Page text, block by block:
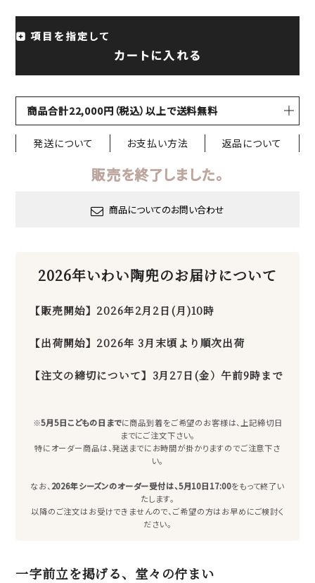
項目を指定して
カートに入れる
商品合計22,000円（税込）以上で送料無料
発送について お支払い方法 返品について
販売を終了しました。
商品についてのお問い合わせ
2026年いわい陶兜のお届けについて
【販売開始】2026年2月2日(月)10時
【出荷開始】2026年 3月末頃より順次出荷
【注文の締切について】3月27日(金）午前9時まで
※5月5日こどもの日までに商品到着をご希望のお客様は、上記締切日
までにご注文下さい。
特にオーダー商品は、発送までにお時間が掛かりますのでご注意下さ
い。
なお、 2026年シーズンのオーダー受付は、5月10日17:00をもって終了い
たします。
以降のご注文はお受けできませんので、ご希望の方はお早めにご検討く
ださい。
一字前立を掲げる、堂々の佇まい